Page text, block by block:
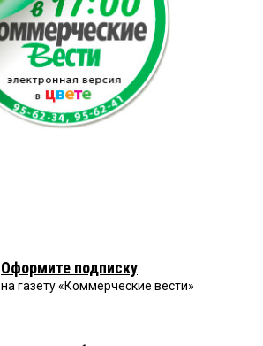
Оформите подписку
на газету «Коммерческие вести»